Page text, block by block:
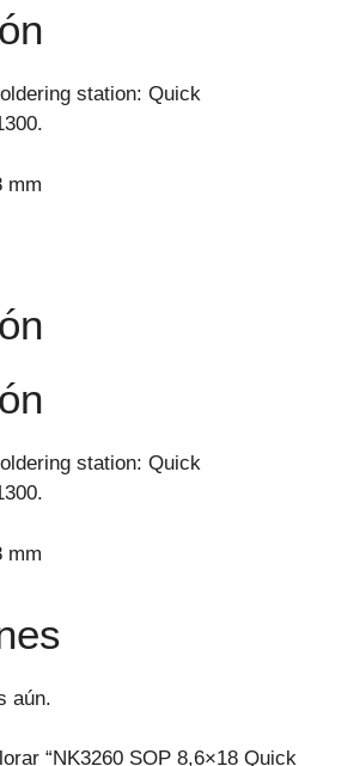
station: Quick
mm
station: Quick
mm
aún.
“NK3260 SOP 8,6×18 Quick